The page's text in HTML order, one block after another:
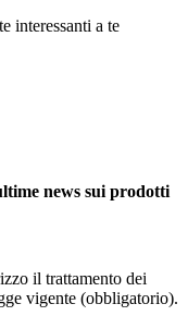
interessanti a te
news sui prodotti
il trattamento dei
vigente (obbligatorio).